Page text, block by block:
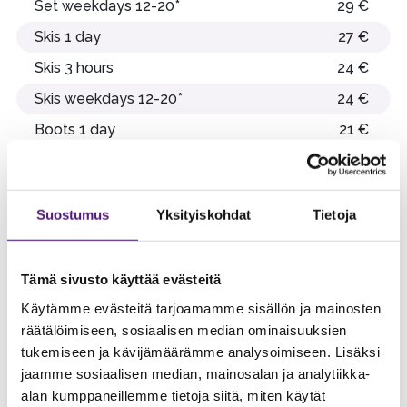
Suostumus Yksityiskohdat Tietoja
Tämä sivusto käyttää evästeitä
Käytämme evästeitä tarjoamamme sisällön ja mainosten
räätälöimiseen, sosiaalisen median ominaisuuksien
tukemiseen ja kävijämäärämme analysoimiseen. Lisäksi
jaamme sosiaalisen median, mainosalan ja analytiikka-
alan kumppaneillemme tietoja siitä, miten käytät
Set weekdays 12-20*
29 €
Skis 1 day
27 €
Skis 3 hours
24 €
Skis weekdays 12-20*
24 €
Boots 1 day
21 €
19 €
Boots weekdays 12-20*
19 €
Poles
7 €
Snow
Rent
Card
Adults
Child
6-11
yrs
Senior
Personal
Snow Rent
285 € 285 €